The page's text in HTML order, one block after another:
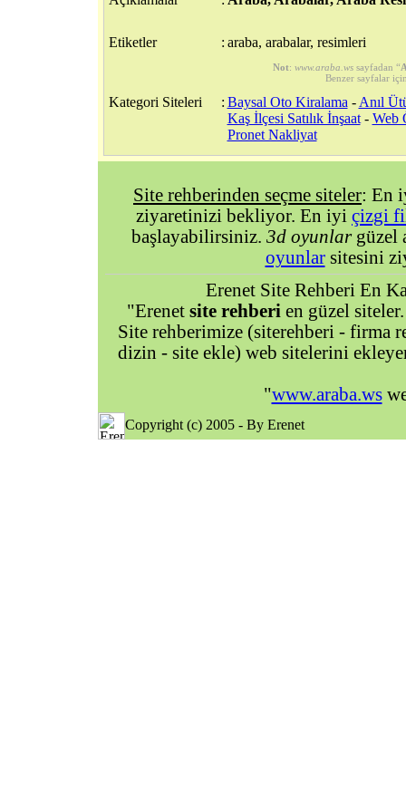
Etiketler : araba, arabalar, resimleri
Not: www.araba.ws sayfadan “
Benzer sayfalar
Kategori Siteleri : Baysal Oto Kiralama - Anıl
Kaş İlçesi Satılık İnşaat- Web
Pronet Nakliyat
Site rehberinden seçme siteler: En
ziyaretinizi bekliyor. En iyi çizgi
başlayabilirsiniz. 3d oyunlargüzel
oyunlarsitesini
Erenet Site Rehberi En
"Erenet site rehberi en güzel
Site rehberimize (siterehberi - firma
dizin - site ekle) web sitelerini
"www.araba.ws
Copyright (c) 2005 - By Erenet